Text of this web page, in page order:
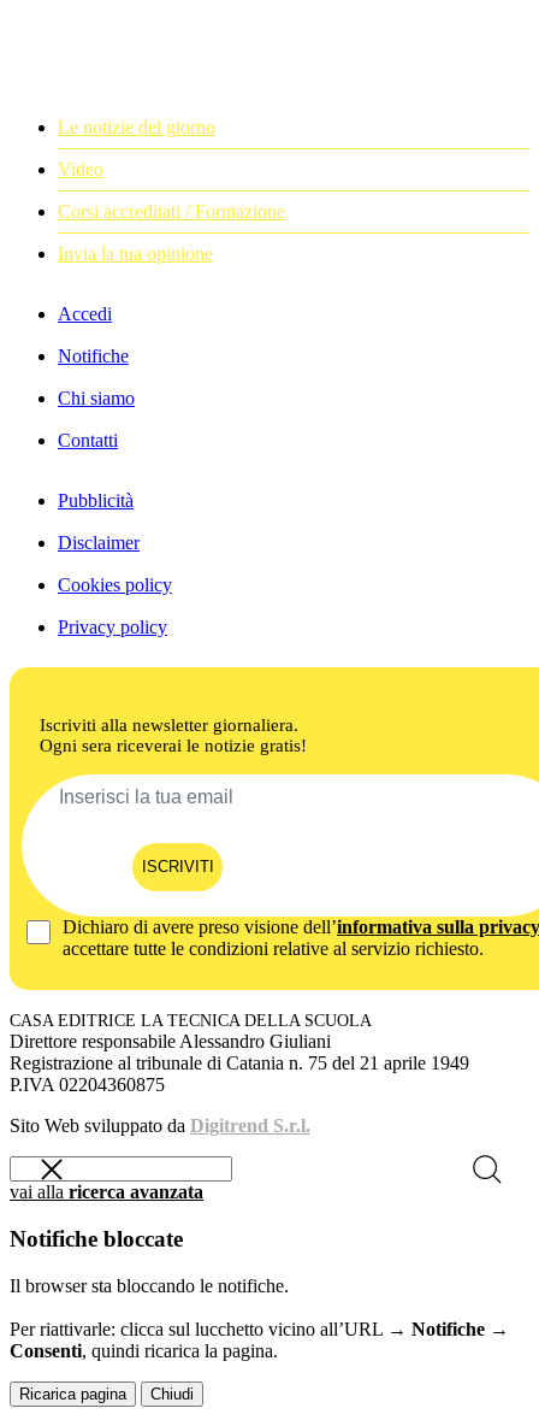
Le notizie del giorno
Video
Corsi accreditati / Formazione
Invia la tua opinione
Accedi
Notifiche
Chi siamo
Contatti
Pubblicità
Disclaimer
Cookies policy
Privacy policy
Iscriviti alla newsletter giornaliera.
Ogni sera riceverai le notizie gratis!
ISCRIVITI
Dichiaro di avere preso visione dell’informativa sulla privacy
accettare tutte le condizioni relative al servizio richiesto.
CASA EDITRICE LA TECNICA DELLA SCUOLA
Direttore responsabile Alessandro Giuliani
Registrazione al tribunale di Catania n. 75 del 21 aprile 1949
P.IVA 02204360875
Sito Web sviluppato da Digitrend S.r.l.
vai alla ricerca avanzata
Notifiche bloccate
Il browser sta bloccando le notifiche.
Per riattivarle: clicca sul lucchetto vicino all’URL → Notifiche →
Consenti, quindi ricarica la pagina.
Ricarica pagina Chiudi